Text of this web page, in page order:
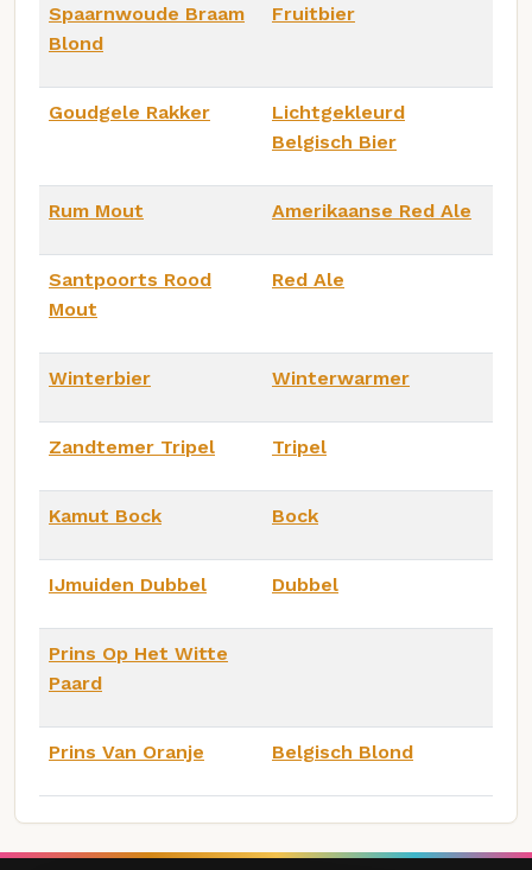
Spaarnwoude Braam
Blond
Fruitbier
Goudgele Rakker
Lichtgekleurd
Belgisch Bier
Rum Mout Amerikaanse Red Ale
Santpoorts Rood
Mout
Red Ale
Winterbier Winterwarmer
Zandtemer Tripel Tripel
Kamut Bock Bock
IJmuiden Dubbel Dubbel
Prins Op Het Witte
Paard
Prins Van Oranje Belgisch Blond